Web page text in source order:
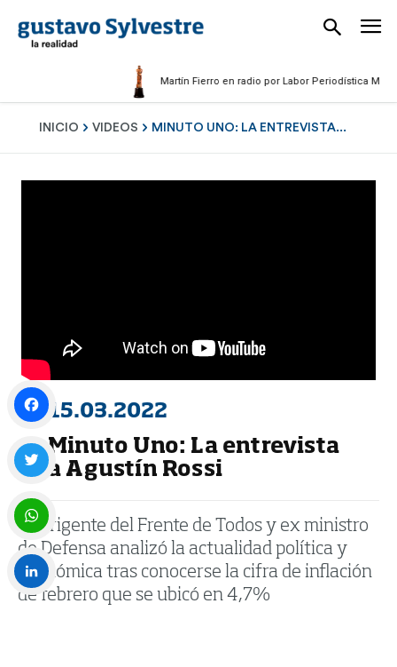
Martín Fierro en radio por Labor Periodística
INICIO VIDEOS MINUTO UNO: LA ENTREVISTA...
15.03.2022
Minuto Uno: La entrevista
a Agustín Rossi
El dirigente del Frente de Todos y ex ministro
de Defensa analizó la actualidad política y
económica tras conocerse la cifra de inflación
de febrero que se ubicó en 4,7%
Facebook
Twitter
WhatsApp